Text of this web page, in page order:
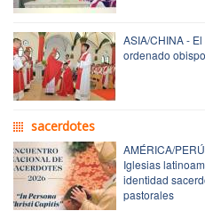
ASIA/CHINA -
ordenado
sacerdotes
AMÉRICA/
Iglesias
identidad
pastorales